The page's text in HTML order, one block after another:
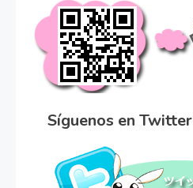
Síguenos en Twitter